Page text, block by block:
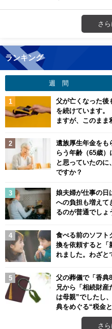
さ
ランキング
週 間
父が亡くなった後
を続けています。
ますが、このまま
遺族厚生年金をも
らう年齢（65歳
と思っていたのに
ですか？
娘夫婦が仕事の日
への負担も増えて
るのが普通でしょ
食べる前のソフト
換を依頼すると「
れました。わざと
父の葬儀で「香典
兄から「相続財
は母親”でしたし
典をめぐる“税金
さ